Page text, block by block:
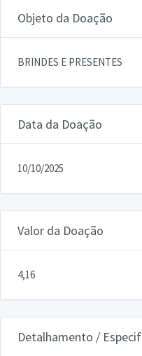
Objeto da Doação
BRINDES E PRESENTES
Data da Doação
10/10/2025
Valor da Doação
4,16
Detalhamento /